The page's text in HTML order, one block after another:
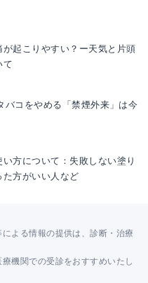
起こりやすい？ー天気と片頭
て
バコをやめる「禁煙外来」は今
方について：失敗しない塗り
方がいい人など
よる情報の提供は、診断・治療
機関での受診をおすすめいたし